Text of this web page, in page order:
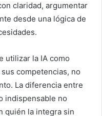
claridad, argumentar
desde una lógica de
utilizar la IA como
competencias, no
La diferencia entre
indispensable no
quién la integra sin